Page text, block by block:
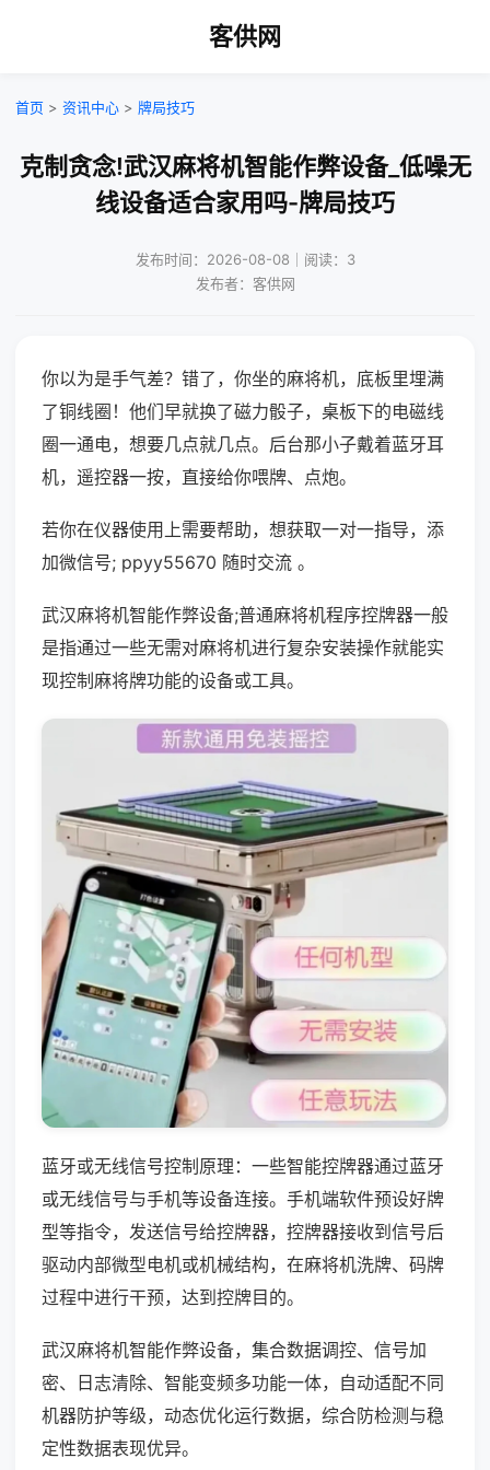
客供网
首页 > 资讯中心 > 牌局技巧
克制贪念!武汉麻将机智能作弊设备_低噪无
线设备适合家用吗-牌局技巧
发布时间：2026-08-08｜阅读：3
发布者：客供网
你以为是手气差？错了，你坐的麻将机，底板里埋满
了铜线圈！他们早就换了磁力骰子，桌板下的电磁线
圈一通电，想要几点就几点。后台那小子戴着蓝牙耳
机，遥控器一按，直接给你喂牌、点炮。
若你在仪器使用上需要帮助，想获取一对一指导，添
加微信号; ppyy55670 随时交流 。
武汉麻将机智能作弊设备;普通麻将机程序控牌器一般
是指通过一些无需对麻将机进行复杂安装操作就能实
现控制麻将牌功能的设备或工具。
蓝牙或无线信号控制原理：一些智能控牌器通过蓝牙
或无线信号与手机等设备连接。手机端软件预设好牌
型等指令，发送信号给控牌器，控牌器接收到信号后
驱动内部微型电机或机械结构，在麻将机洗牌、码牌
过程中进行干预，达到控牌目的。
武汉麻将机智能作弊设备，集合数据调控、信号加
密、日志清除、智能变频多功能一体，自动适配不同
机器防护等级，动态优化运行数据，综合防检测与稳
定性数据表现优异。